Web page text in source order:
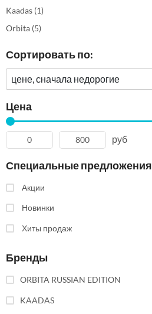
Kaadas (1)
Orbita (5)
Сортировать по:
цене, сначала недорогие
Цена
руб
Специальные предложения
Акции
Новинки
Хиты продаж
Бренды
ORBITA RUSSIAN EDITION
KAADAS